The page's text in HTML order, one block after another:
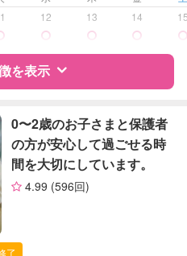
可否は個別に相談
ッスン
ッスン
能
12 13 14
を表示
届出済ベビーシッター
応
0〜2歳のお子さまと保護者
の方が安心して過ごせる時
間を大切にしています。
4.99 (596回)
了